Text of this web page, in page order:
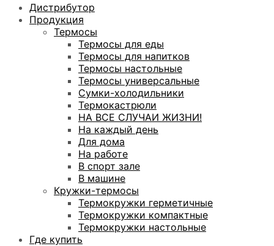
Дистрибутор
Продукция
Термосы
Термосы для еды
Термосы для напитков
Термосы настольные
Термосы универсальные
Сумки-холодильники
Термокастрюли
НА ВСЕ СЛУЧАИ ЖИЗНИ!
На каждый день
Для дома
На работе
В спорт зале
В машине
Кружки-термосы
Термокружки герметичные
Термокружки компактные
Термокружки настольные
Где купить